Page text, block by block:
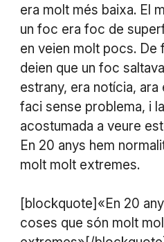
era molt més baixa. El
un foc era foc de
en veien molt pocs. De
deien que un foc
estrany, era notícia, ara
faci sense problema, i
acostumada a veure
En 20 anys hem
molt molt extremes.
[blockquote]«En 20
coses que són molt